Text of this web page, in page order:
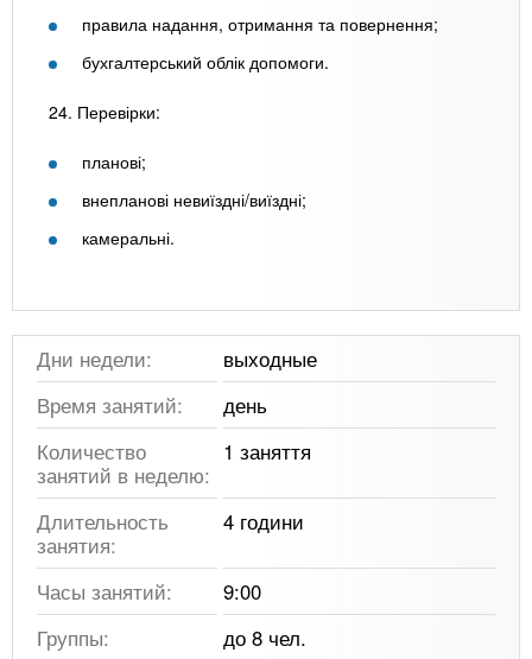
правила надання, отримання та повернення;
бухгалтерський облік допомоги.
24. Перевірки:
планові;
внепланові невиїздні/виїздні;
камеральні.
Дни недели:
выходные
Время занятий:
день
Количество
занятий в неделю:
1 заняття
Длительность
занятия:
4 години
Часы занятий:
9:00
Группы:
до 8 чел.